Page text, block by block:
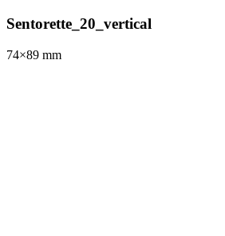
Sentorette_20_vertical
74×89 mm